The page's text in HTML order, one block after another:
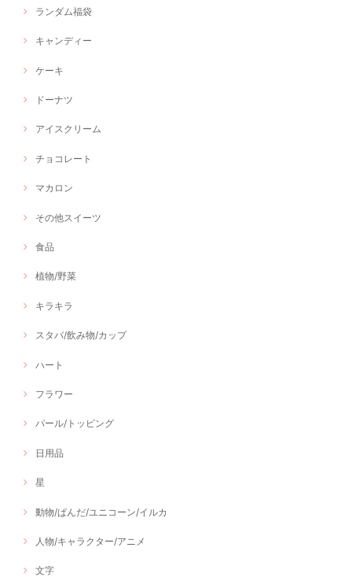
ランダム福袋
キャンディー
ケーキ
ドーナツ
アイスクリーム
チョコレート
マカロン
その他スイーツ
食品
植物/野菜
キラキラ
スタバ/飲み物/カップ
ハート
フラワー
パール/トッピング
日用品
星
動物/ぱんだ/ユニコーン/イルカ
人物/キャラクター/アニメ
文字